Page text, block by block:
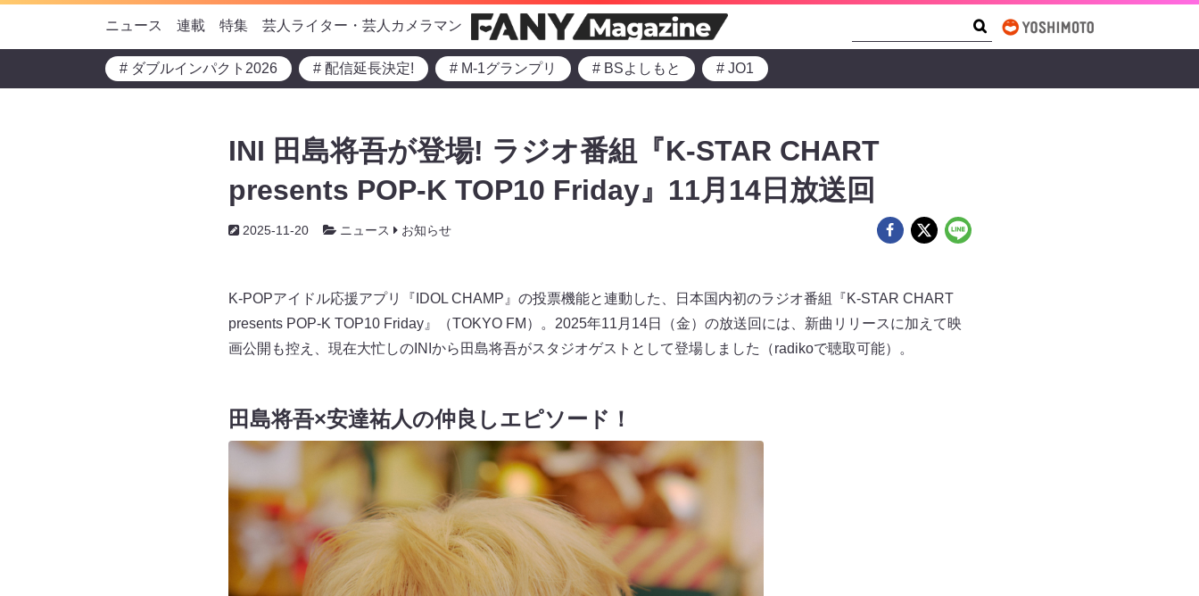
ニュース 連載 特集 芸人ライター・芸人カメラマン
# ダブルインパクト2026 # 配信延長決定! # M-1グランプリ # BSよしもと # JO1
INI 田島将吾が登場! ラジオ番組『K-STAR CHART
presents POP-K TOP10 Friday』11月14日放送回
2025-11-20 ニュース お知らせ
K-POPアイドル応援アプリ『IDOL CHAMP』の投票機能と連動した、日本国内初のラジオ番組『K-STAR CHART
presents POP-K TOP10 Friday』（TOKYO FM）。2025年11月14日（金）の放送回には、新曲リリースに加えて映
画公開も控え、現在大忙しのINIから田島将吾がスタジオゲストとして登場しました（radikoで聴取可能）。
田島将吾×安達祐人の仲良しエピソード！